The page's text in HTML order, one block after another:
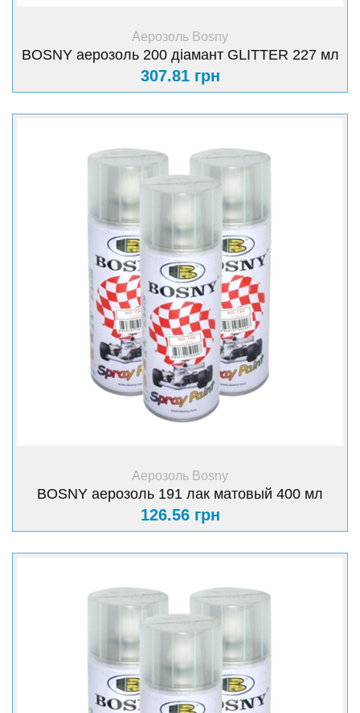
+ Купити
Аерозоль Bosny
BOSNY аерозоль 200 діамант GLITTER 227 мл
307.81 грн
+ Купити
Аерозоль Bosny
BOSNY аерозоль 191 лак матовый 400 мл
126.56 грн